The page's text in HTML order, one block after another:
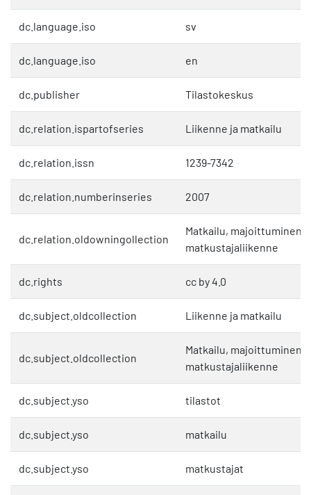
dc.language.iso sv
dc.language.iso en
dc.publisher Tilastokeskus
dc.relation.ispartofseries Liikenne ja matkailu
dc.relation.issn 1239-7342
dc.relation.numberinseries 2007
dc.relation.oldowningollection
Matkailu, majoittuminen
matkustajaliikenne
dc.rights cc by 4.0
dc.subject.oldcollection Liikenne ja matkailu
dc.subject.oldcollection
Matkailu, majoittuminen
matkustajaliikenne
dc.subject.yso tilastot
dc.subject.yso matkailu
dc.subject.yso matkustajat